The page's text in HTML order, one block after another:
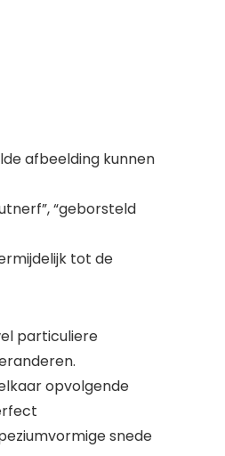
afbeelding kunnen
“geborsteld
tot de
particuliere
opvolgende
snede